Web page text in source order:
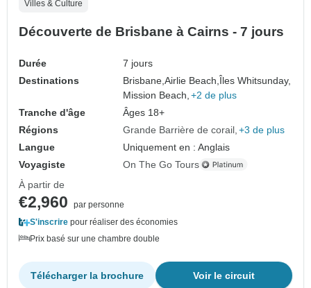
Villes & Culture
Découverte de Brisbane à Cairns - 7 jours
Durée
7 jours
Destinations
Brisbane,Airlie Beach,Îles Whitsunday,
Mission Beach, +2 de plus
Tranche d'âge
Âges 18+
Régions
Grande Barrière de corail +3 de plus
Langue
Uniquement en : Anglais
Voyagiste
On The Go Tours
À partir de
€2,960
par personne
S'inscrire pour réaliser des économies
Prix basé sur une chambre double
Voir le circuit
Télécharger la brochure